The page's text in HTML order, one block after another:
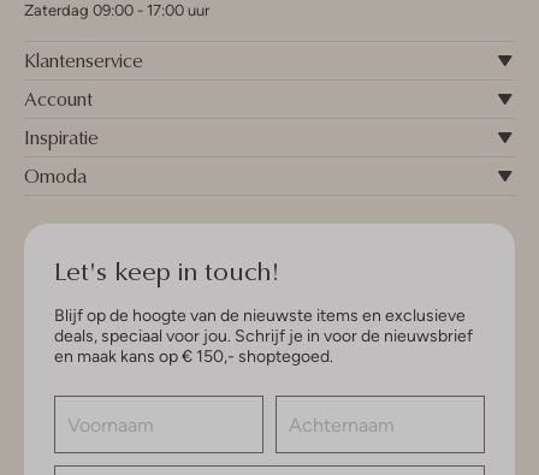
Zaterdag 09:00 - 17:00 uur
Klantenservice
Account
Inspiratie
Omoda
Let's keep in touch!
Blijf op de hoogte van de nieuwste items en exclusieve
deals, speciaal voor jou. Schrijf je in voor de nieuwsbrief
en maak kans op € 150,- shoptegoed.